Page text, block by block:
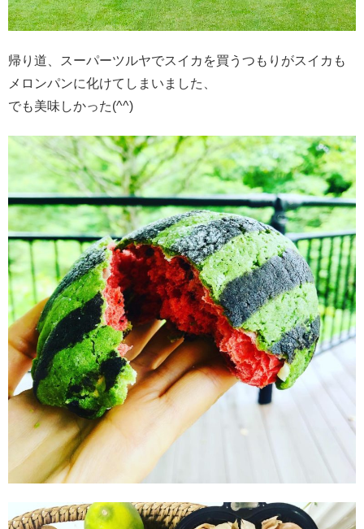
帰り道、スーパーツルヤでスイカを買うつもりがスイカも
メロンパンに化けてしまいました、
でも美味しかった(^^)